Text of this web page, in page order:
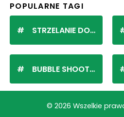
POPULARNE TAGI
STRZELANIE DO KULEK
BUBBLE SHOOTER
© 2026 Wszelkie